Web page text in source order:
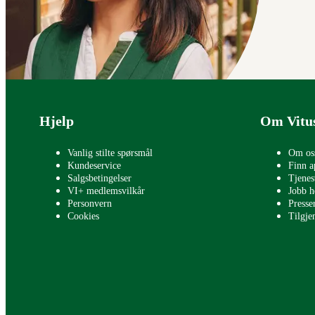
Bunntekst
Hjelp
Vanlig stilte spørsmål
Kundeservice
Salgsbetingelser
VI+ medlemsvilkår
Personvern
Cookies
Om
Om
Finn
Jobb